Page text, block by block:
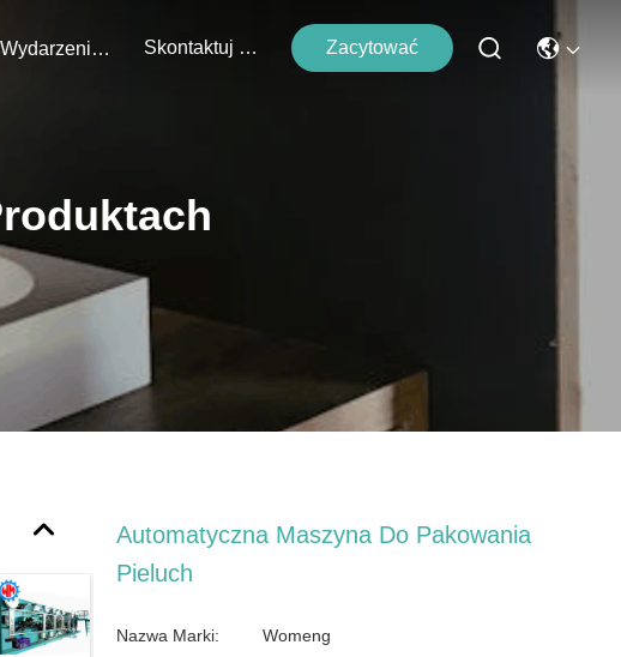
Wydarzenia Skontaktuj Się Z Nami Zacytować
Automatyczna Maszyna Do Pakowania
Pieluch
Nazwa Marki: Womeng